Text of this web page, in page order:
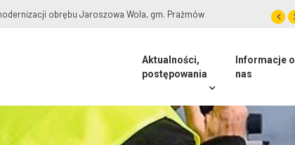
Wyłożenie projektu modernizacji obrębu Podolszyn, gm. Lesznowola
Aktualności,
postępowania
Informacje o
nas